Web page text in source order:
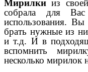
Мирилки из
собрала для
использования. Вы
брать нужные из
и т.д. И в
вспомнить
несколько мирилок